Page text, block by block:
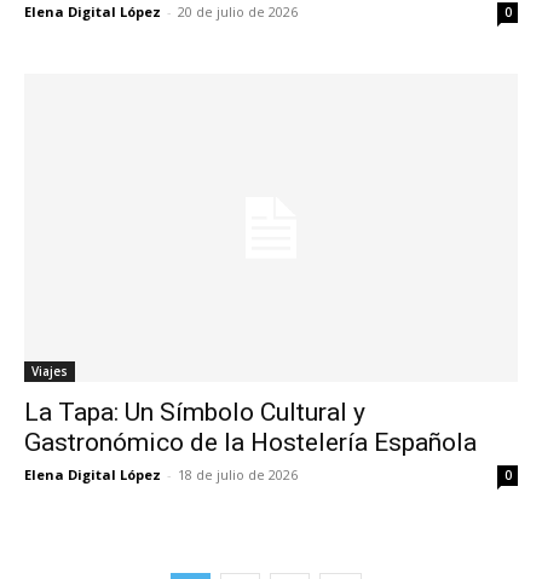
Elena Digital López - 20 de julio de 2026 0
Viajes
La Tapa: Un Símbolo Cultural y
Gastronómico de la Hostelería Española
Elena Digital López - 18 de julio de 2026 0